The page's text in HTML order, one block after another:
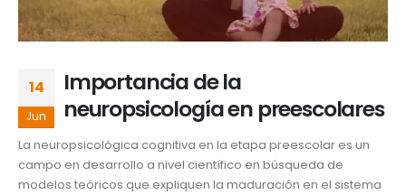
14
Jun
Importancia de la
neuropsicología en preescolares
La neuropsicológica cognitiva en la etapa preescolar es un
campo en desarrollo a nivel científico en búsqueda de
modelos teóricos que expliquen la maduración en el sistema